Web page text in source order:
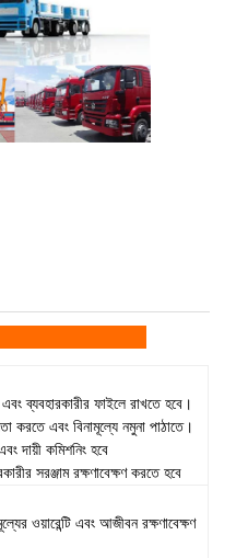
ব্যবহারকারীর ফাইলে রাখতে হবে।
করতে এবং বিনামূল্যে নমুনা পাঠাতে।
দায়ী কমিশনিং হবে
সরঞ্জাম রক্ষণাবেক্ষণ করতে হবে
ওয়ারেন্টি এবং আজীবন রক্ষণাবেক্ষণ